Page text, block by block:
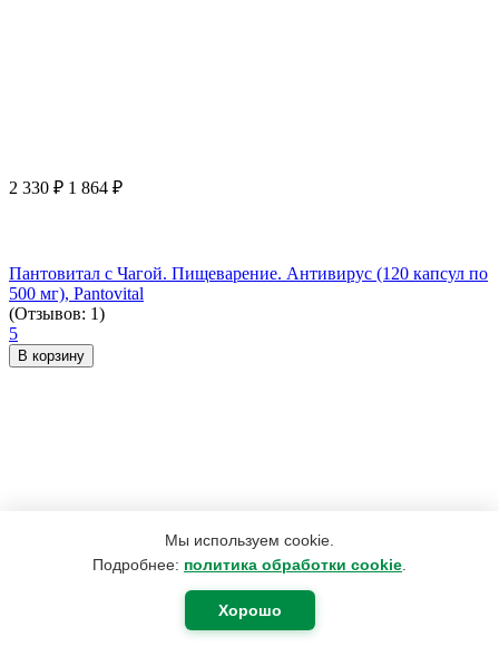
Мы используем cookie.
Подробнее: политика обработки cookie
Хорошо
2 330 ₽ 1 864 ₽
Пантовитал с Чагой. Пищеварение. Антивирус (120 капсул по
500 мг), Pantovital
(Отзывов: 1)
5
В корзину